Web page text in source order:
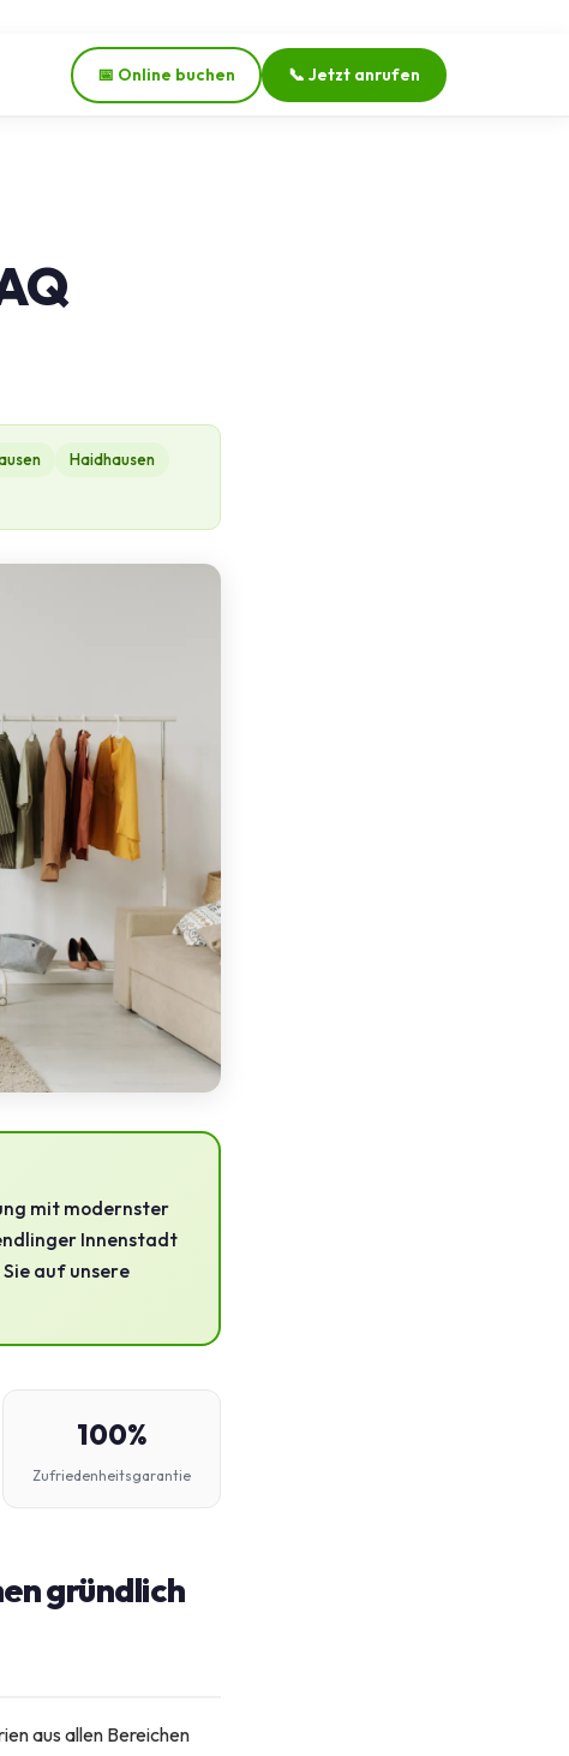
📅 Online buchen 📞 Jetzt anrufen
Haidhausen
mit modernster
Innenstadt
auf unsere
100%
Zufriedenheitsgarantie
gründlich
aus allen Bereichen